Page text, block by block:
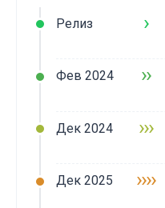
Релиз ›
Фев 2024 ››
Дек 2024 ›››
Дек 2025 ››››